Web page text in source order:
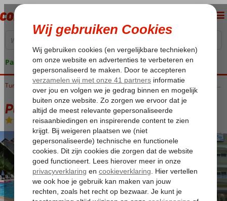
Pakketgarantie
Home Egeische kust Marmaris Marmaris-Centrum Park Mar Appartementen
Park Mar Appartementen
Logies-Appartement